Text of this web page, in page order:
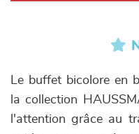
Le buffet bicolore en
la collection
l'attention grâce au